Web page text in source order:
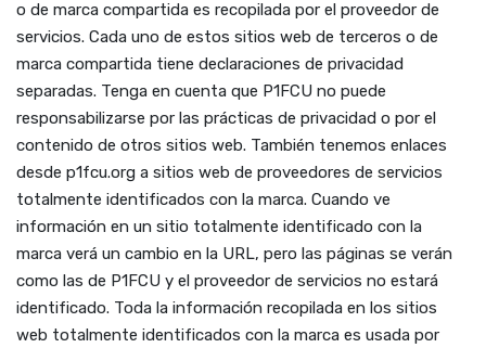
o de marca compartida es recopilada por el proveedor de
servicios. Cada uno de estos sitios web de terceros o de
marca compartida tiene declaraciones de privacidad
separadas. Tenga en cuenta que P1FCU no puede
responsabilizarse por las prácticas de privacidad o por el
contenido de otros sitios web. También tenemos enlaces
desde p1fcu.org a sitios web de proveedores de servicios
totalmente identificados con la marca. Cuando ve
información en un sitio totalmente identificado con la
marca verá un cambio en la URL, pero las páginas se verán
como las de P1FCU y el proveedor de servicios no estará
identificado. Toda la información recopilada en los sitios
web totalmente identificados con la marca es usada por